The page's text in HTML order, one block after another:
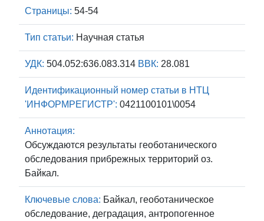
Страницы: 54-54
Тип статьи: Научная статья
УДК: 504.052:636.083.314 ВВК: 28.081
Идентификационный номер статьи в НТЦ
'ИНФОРМРЕГИСТР': 0421100101\0054
Аннотация:
Обсуждаются результаты геоботанического
обследования прибрежных территорий оз.
Байкал.
Ключевые слова: Байкал, геоботаническое
обследование, деградация, антропогенное